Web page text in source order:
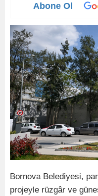
Abone Ol
Bornova Belediyesi,
projeyle rüzgâr ve